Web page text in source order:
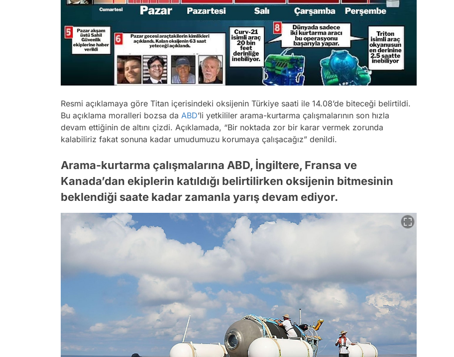
Resmi açıklamaya göre Titan içerisindeki oksijenin Türkiye saati ile 14.08’de biteceği belirtildi.
Bu açıklama moralleri bozsa da ABD’li yetkililer arama-kurtarma çalışmalarının son hızla
devam ettiğinin de altını çizdi. Açıklamada, “Bir noktada zor bir karar vermek zorunda
kalabiliriz fakat sonuna kadar umudumuzu korumaya çalışacağız” denildi.
Arama-kurtarma çalışmalarına ABD, İngiltere, Fransa ve
Kanada’dan ekiplerin katıldığı belirtilirken oksijenin bitmesinin
beklendiği saate kadar zamanla yarış devam ediyor.